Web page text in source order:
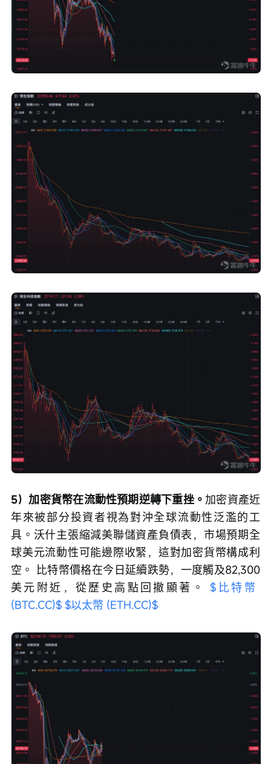
5）加密貨幣在流動性預期逆轉下重挫。 加密資產近
年來被部分投資者視為對沖全球流動性泛濫的工
具。沃什主張縮減美聯儲資產負債表，市場預期全
球美元流動性可能邊際收緊，這對加密貨幣構成利
空。 比特幣價格在今日延續跌勢，一度觸及82,300
美元附近，從歷史高點回撤顯著。 $比特幣
(BTC.CC)$ $以太幣 (ETH.CC)$